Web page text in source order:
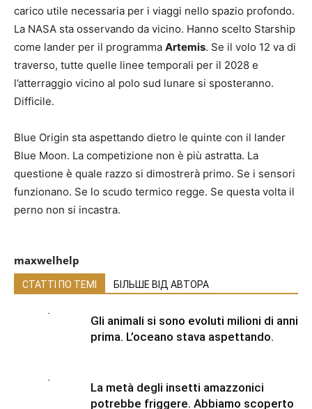
carico utile necessaria per i viaggi nello spazio profondo.
La NASA sta osservando da vicino. Hanno scelto Starship
come lander per il programma Artemis. Se il volo 12 va di
traverso, tutte quelle linee temporali per il 2028 e
l’atterraggio vicino al polo sud lunare si sposteranno.
Difficile.
Blue Origin sta aspettando dietro le quinte con il lander
Blue Moon. La competizione non è più astratta. La
questione è quale razzo si dimostrerà primo. Se i sensori
funzionano. Se lo scudo termico regge. Se questa volta il
perno non si incastra.
maxwelhelp
СТАТТІ ПО ТЕМІ БІЛЬШЕ ВІД АВТОРА
Gli animali si sono evoluti milioni di anni
prima. L’oceano stava aspettando.
La metà degli insetti amazzonici
potrebbe friggere. Abbiamo scoperto